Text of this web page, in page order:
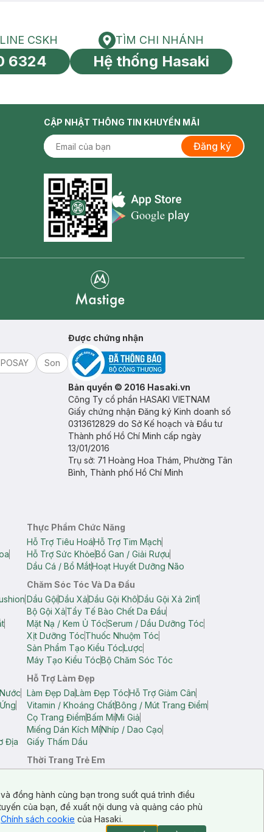
toàn cầu
HOTLINE CSKH
CSKH
6324
Tìm chi nhánh
TÌM CHI NHÁNH
Hệ thống Hasaki
CẬP NHẬT THÔNG TIN KHUYẾN MÃI
Đăng ký
Appstore icon
Son
Được chứng nhận
Bản quyền © 2016 Hasaki.vn
Công Ty cổ phần HASAKI VIETNAM
Giấy chứng nhận Đăng ký Kinh doanh số
0313612829 do Sở Kế hoạch và Đầu tư
Thành phố Hồ Chí Minh cấp ngày
13/01/2016
Trụ sở: 71 Hoàng Hoa Thám, Phường Tân
Bình, Thành phố Hồ Chí Minh
Thực Phẩm Chức Năng
Hỗ Trợ Tiêu HoáHỗ Trợ Tim Mạch
Hỗ Trợ Sức KhỏeBổ Gan / Giải Rượu
Dầu Cá / Bổ MắtHoạt Huyết Dưỡng Não
Chăm Sóc Tóc Và Da Đầu
Dầu GộiDầu XảDầu Gội KhôDầu Gội Xả 2in1
Bộ Gội XảTẩy Tế Bào Chết Da Đầu
Mặt Nạ / Kem Ủ TócSerum / Dầu Dưỡng Tóc
Xịt Dưỡng TócThuốc Nhuộm Tóc
Sản Phẩm Tạo Kiểu TócLược
Máy Tạo Kiểu TócBộ Chăm Sóc Tóc
Địa
Hỗ Trợ Làm Đẹp
Làm Đẹp DaLàm Đẹp TócHỗ Trợ Giảm Cân
Vitamin / Khoáng ChấtBông / Mút Trang Điểm
Cọ Trang ĐiểmBấm MiMi Giả
Miếng Dán Kích MíNhíp / Dao Cạo
Giấy Thấm Dầu
Thời Trang Trẻ Em
đồng hành cùng bạn trong suốt quá trình điều
của bạn, đề xuất nội dung và quảng cáo phù
Chính sách cookie của Hasaki.